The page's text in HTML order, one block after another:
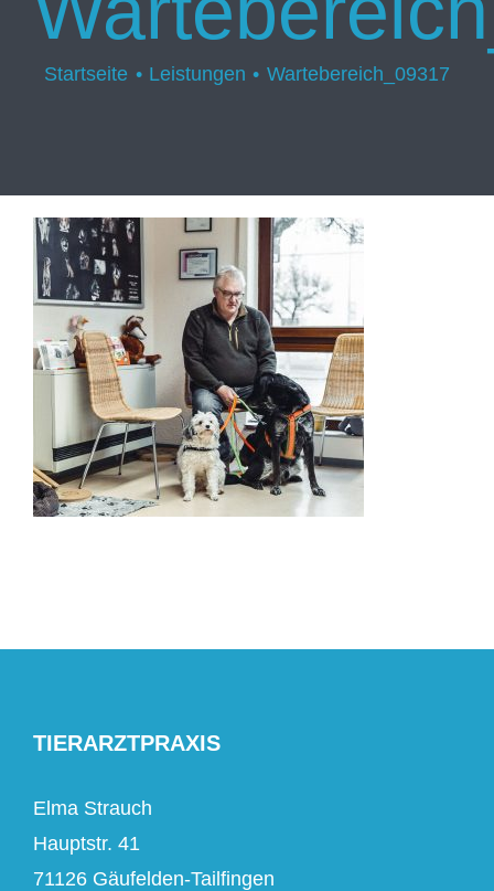
Startseite Leistungen Wartebereich_09317
TIERARZTPRAXIS
Elma Strauch
Hauptstr. 41
71126 Gäufelden-Tailfingen